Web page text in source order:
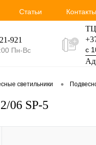
Статьи Контакты
921
Пн-Вс
ТЦ
с
светильники •
06 SP-5